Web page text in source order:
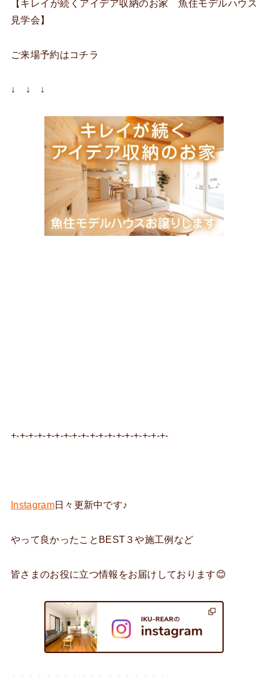
【キレイが続くアイデア収納のお家 魚住モデルハウス
見学会】
ご来場予約はコチラ
↓ ↓ ↓
+-+-+-+-+-+-+-+-+-+-+-+-+-+-+-+-+-+-
Instagram日々更新中です♪
やって良かったことBEST３や施工例など
皆さまのお役に立つ情報をお届けしております😊